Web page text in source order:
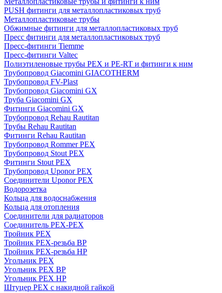
PUSH фитинги для металлопластиковых труб
Металлопластиковые трубы
Обжимные фитинги для металлопластиковых труб
Пресс фитинги для металлопластиковых труб
Пресс-фитинги Tiemme
Пресс-фитинги Valtec
Полиэтиленовые трубы PEX и PE-RT и фитинги к ним
Трубопровод Giacomini GIACOTHERM
Трубопровод FV-Plast
Трубопровод Giacomini GX
Труба Giacomini GX
Фитинги Giacomini GX
Трубопровод Rehau Rautitan
Трубы Rehau Rautitan
Фитинги Rehau Rautitan
Трубопровод Rommer PEX
Трубопровод Stout PEX
Фитинги Stout PEX
Трубопровод Uponor PEX
Соединители Uponor PEX
Водорозетка
Кольца для водоснабжения
Кольца для отопления
Соединители для радиаторов
Соединитель PEX-PEX
Тройник PEX
Тройник PEX-резьба ВР
Тройник PEX-резьба НР
Угольник PEX
Угольник PEX ВР
Угольник PEX НР
Штуцер PEX c накидной гайкой